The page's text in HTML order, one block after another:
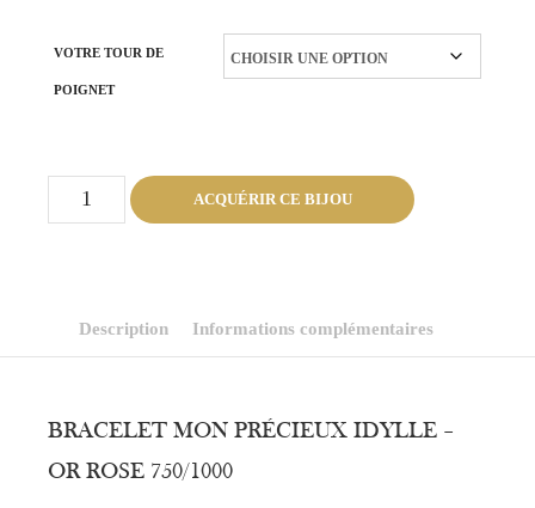
VOTRE TOUR DE
POIGNET
quantité
Bracelet
ACQUÉRIR CE BIJOU
Description Informations complémentaires
BRACELET MON PRÉCIEUX IDYLLE –
OR ROSE 750/1000